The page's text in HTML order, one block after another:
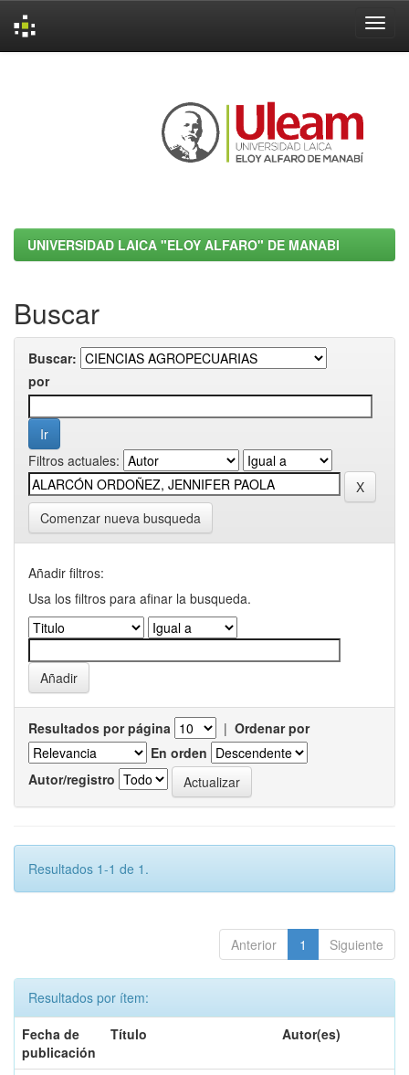
UNIVERSIDAD LAICA "ELOY ALFARO" DE MANABI
Buscar
Buscar:
por
Filtros actuales:
Comenzar nueva busqueda
Añadir filtros:
Usa los filtros para afinar la busqueda.
Resultados por página | Ordenar por
En orden
Autor/registro
Resultados 1-1 de 1.
Anterior 1 Siguiente
Resultados por ítem:
Fecha de
publicación
Título Autor(es)